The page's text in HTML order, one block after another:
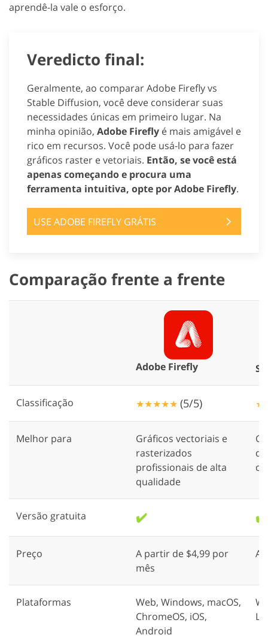
aprendê-la vale o esforço.
Veredicto final:
Geralmente, ao comparar Adobe Firefly vs
Stable Diffusion, você deve considerar suas
necessidades únicas em primeiro lugar. Na
minha opinião, Adobe Firefly é mais amigável e
rico em recursos. Você pode usá-lo para fazer
gráficos raster e vetoriais. Então, se você está
apenas começando e procura uma
ferramenta intuitiva, opte por Adobe Firefly.
USE ADOBE FIREFLY GRÁTIS
Comparação frente a frente
Adobe Firefly
Classificação ★★★★★ (5/5)
Melhor para
Gráficos vectoriais e
rasterizados
profissionais de alta
qualidade
Versão gratuita ✔️ ✔️
Preço
A partir de $4,99 por
mês
A
Plataformas
Web, Windows, macOS,
ChromeOS, iOS,
Android